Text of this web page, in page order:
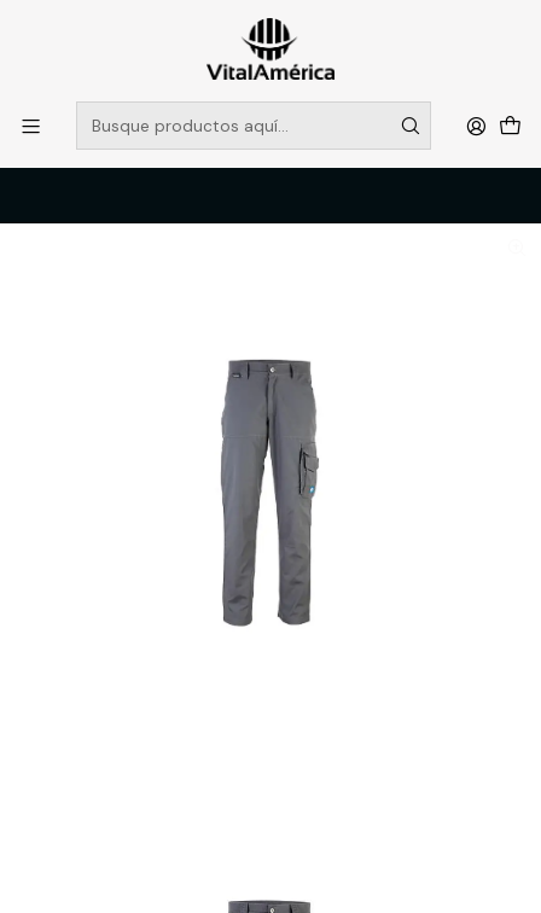
POR SISTEMA FRONTAL SOLO RETIROS EN TIENDA, DESDE
MUCHAS GRACIAS +569 5956 2237
Leer más
Catálogo
VESTIMENTA TECNICA Y CORPORATIVA
PANTALONES DE TRABAJO
PANTALON CARGO ALERCE HOMBRE GRIS 56